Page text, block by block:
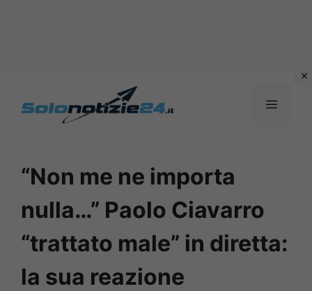
MENU
“Non me ne importa
nulla…” Paolo Ciavarro
“trattato male” in diretta:
la sua reazione